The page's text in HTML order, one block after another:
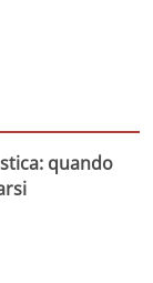
quando